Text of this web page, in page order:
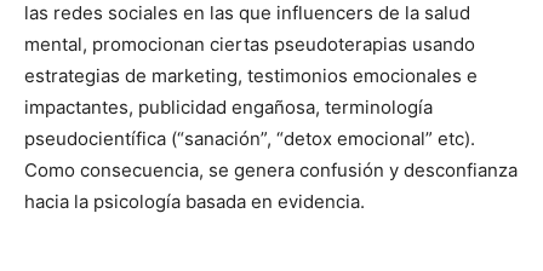
las redes sociales en las que influencers de la salud
mental, promocionan ciertas pseudoterapias usando
estrategias de marketing, testimonios emocionales e
impactantes, publicidad engañosa, terminología
pseudocientífica (“sanación”, “detox emocional” etc).
Como consecuencia, se genera confusión y desconfianza
hacia la psicología basada en evidencia.